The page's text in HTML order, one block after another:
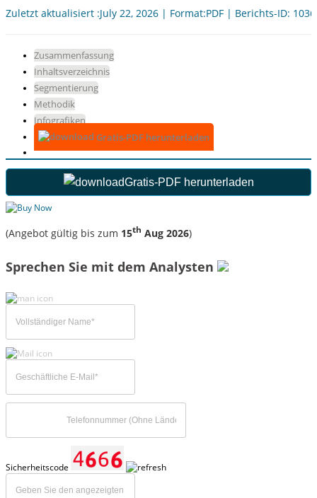
Zuletzt aktualisiert :July 22, 2026 | Format:PDF | Berichts-ID:
Zusammenfassung
Inhaltsverzeichnis
Segmentierung
Methodik
Infografiken
Gratis-PDF herunterladen
Gratis-PDF herunterladen
(Angebot gültig bis zum 15th Aug 2026)
Sprechen Sie mit dem Analysten
Sicherheitscode